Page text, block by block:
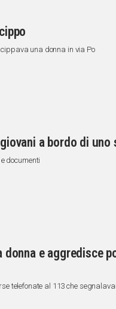
una donna in via Po
a bordo di uno
documenti
donna e aggredisce
telefonate al 113 che